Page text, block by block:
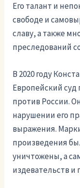
Его талант и
свободе и
славу, а также
преследований
В 2020 году
Европейский суд
против России.
нарушении его
выражения.
произведения
уничтожены, а
издевательств и